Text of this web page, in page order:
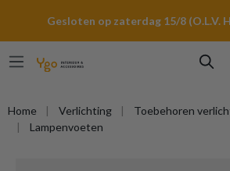
Gesloten op zaterdag 15/8 (O.L.V.
Home Verlichting
Toebehoren
Lampenvoeten